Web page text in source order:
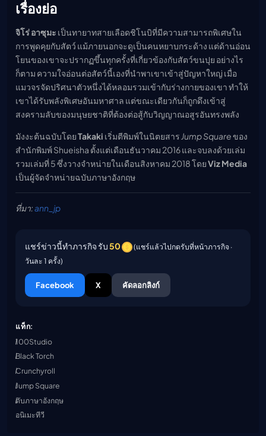
เรื่องย่อ
จิโร่ อาซุมะ เป็นทายาทสายเลือดชิโนบิที่มีความสามารถพิเศษใน
การพูดคุยกับสัตว์ แม้ภายนอกจะดูเป็นคนหยาบกระด้าง แต่ด้านอ่อน
โยนของเขาจะปรากฏขึ้นทุกครั้งที่เกี่ยวข้องกับสัตว์ขนปุย อย่างไร
ก็ตาม ความใจอ่อนต่อสัตว์นี้เองที่นำพาเขาเข้าสู่ปัญหาใหญ่ เมื่อ
แมวจรจัดปริศนาตัวหนึ่งได้หลอมรวมเข้ากับร่างกายของเขา ทำให้
เขาได้รับพลังพิเศษอันมหาศาล แต่ขณะเดียวกันก็ถูกดึงเข้าสู่
สงครามลับของมนุษยชาติที่ต้องต่อสู้กับวิญญาณอสูรอันทรงพลัง
มังงะต้นฉบับโดยTakaki เริ่มตีพิมพ์ในนิตยสาร Jump Squareของ
สำนักพิมพ์ Shueisha ตั้งแต่เดือนธันวาคม 2016 และจบลงด้วยเล่ม
รวมเล่มที่ 5 ซึ่งวางจำหน่ายในเดือนสิงหาคม 2018 โดยViz Media
เป็นผู้จัดจำหน่ายฉบับภาษาอังกฤษ
ที่มา:ann_jp
แชร์ข่าวนี้ทำภารกิจ รับ50
(แชร์แล้วไปกดรับที่หน้าภารกิจ ·
วันละ 1 ครั้ง)
Facebook X คัดลอกลิงก์
แท็ก:
100Studio
Black Torch
Crunchyroll
Jump Square
ดับภาษาอังกฤษ
อนิเมะทีวี